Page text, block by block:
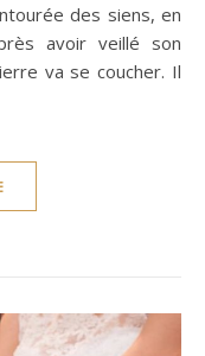
des siens, en
avoir veillé son
va se coucher. Il